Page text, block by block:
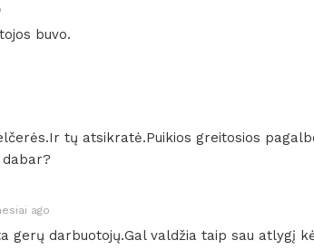
buvo.
tų atsikratė.Puikios greitosios
dabar?
ago
gerų darbuotojų.Gal valdžia taip sau atlygį